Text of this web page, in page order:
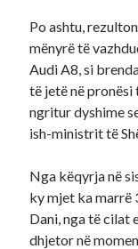
Po ashtu,
mënyrë të
Audi A8, si
të jetë në
ngritur dyshime
ish-ministrit të
Nga këqyrja në
ky mjet ka marrë
Dani, nga të cilat
dhjetor në